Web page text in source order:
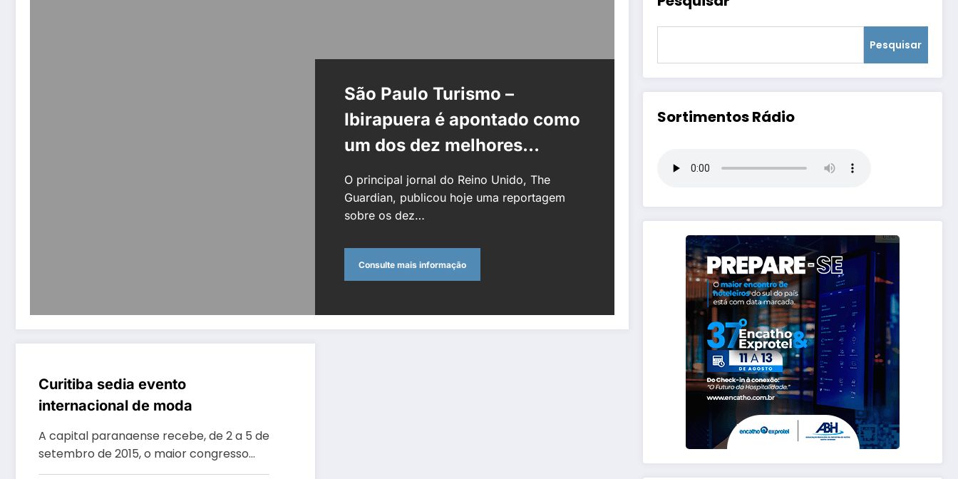
São Paulo Turismo –
Ibirapuera é apontado como
um dos dez melhores
parques urbanos do mundo
O principal jornal do Reino Unido, The
Guardian, publicou hoje uma reportagem
sobre os dez…
Consulte mais informação
Curitiba sedia evento
internacional de moda
A capital paranaense recebe, de 2 a 5 de
setembro de 2015, o maior congresso…
Pesquisar
Sortimentos Rádio